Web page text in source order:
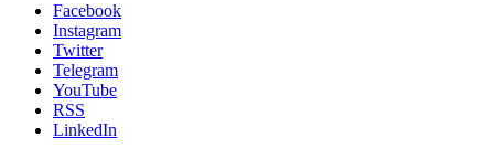
Facebook
Instagram
Twitter
Telegram
YouTube
RSS
LinkedIn